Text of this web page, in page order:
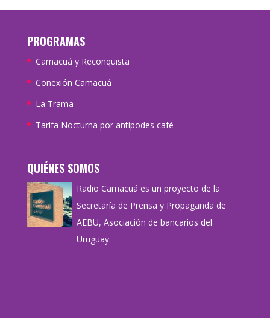
PROGRAMAS
Camacuá y Reconquista
Conexión Camacuá
La Trama
Tarifa Nocturna por antipodes café
QUIÉNES SOMOS
Radio Camacuá es un proyecto de la
Secretaría de Prensa y Propaganda de
AEBU, Asociación de bancarios del
Uruguay.